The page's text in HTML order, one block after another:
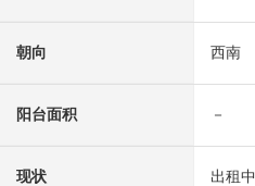
朝向 西南
阳台面积 －
现状 出租中